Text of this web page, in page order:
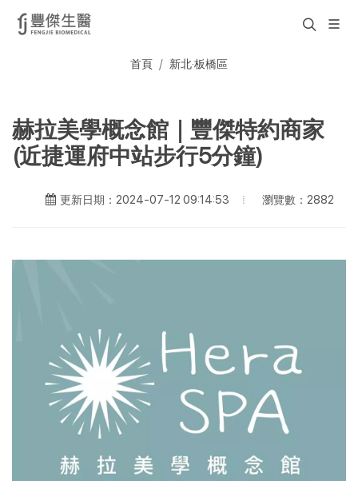
首頁 新北·板橋區
赫拉美學概念館｜豐傑特約商家
(近捷運府中站步行5分鐘)
更新日期：2024-07-12 09:14:53 瀏覽數：2882